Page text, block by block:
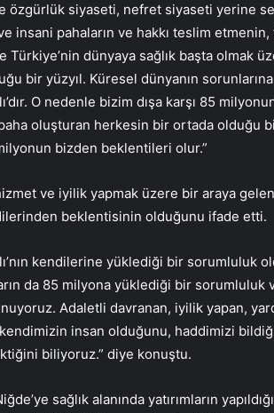
özgürlük siyaseti, nefret siyaseti yerine
insani pahaların ve hakkı teslim
Türkiye’nin dünyaya sağlık başta olmak
bir yüzyıl. Küresel dünyanın
O nedenle bizim dışa karşı 85
oluşturan herkesin bir ortada olduğu
bizden beklentileri olur.”
ve iyilik yapmak üzere bir araya
beklentisinin olduğunu ifade etti.
kendilerine yüklediği bir sorumluluk
da 85 milyona yüklediği bir
Adaletli davranan, iyilik yapan,
insan olduğunu, haddimizi
biliyoruz.” diye konuştu.
sağlık alanında yatırımların